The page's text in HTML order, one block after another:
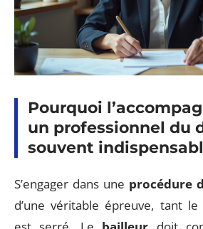
Pourquoi
un professionnel du
souvent
S’engager dans une procédure
d’une véritable épreuve, tant